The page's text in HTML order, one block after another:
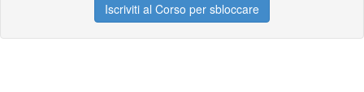
Iscriviti al Corso per sbloccare